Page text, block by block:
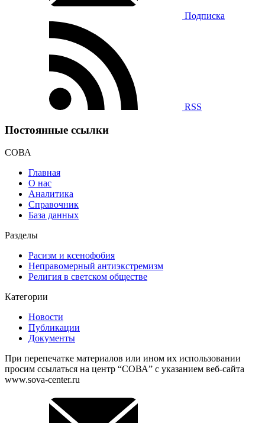
Подписка
RSS
Постоянные ссылки
СОВА
Главная
О нас
Аналитика
Справочник
База данных
Разделы
Расизм и ксенофобия
Неправомерный антиэкстремизм
Религия в светском обществе
Категории
Новости
Публикации
Документы
При перепечатке материалов или ином их использовании
просим ссылаться на центр “СОВА” с указанием веб-сайта
www.sova-center.ru